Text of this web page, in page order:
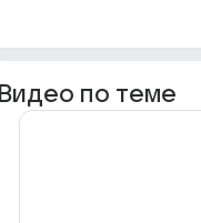
Видео по теме